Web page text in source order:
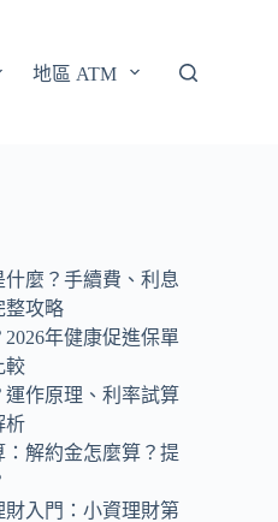
地區 ATM
麼？手續費、利息
整攻略
年健康促進保單
較
作原理、利率試算
析
解約金怎麼算？提
財入門：小資理財第